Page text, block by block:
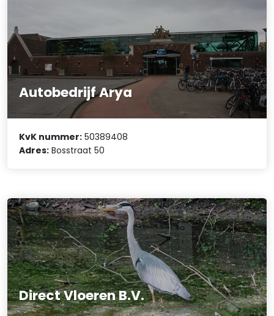
Autobedrijf Arya
KvK nummer: 50389408
Adres: Bosstraat 50
Direct Vloeren B.V.